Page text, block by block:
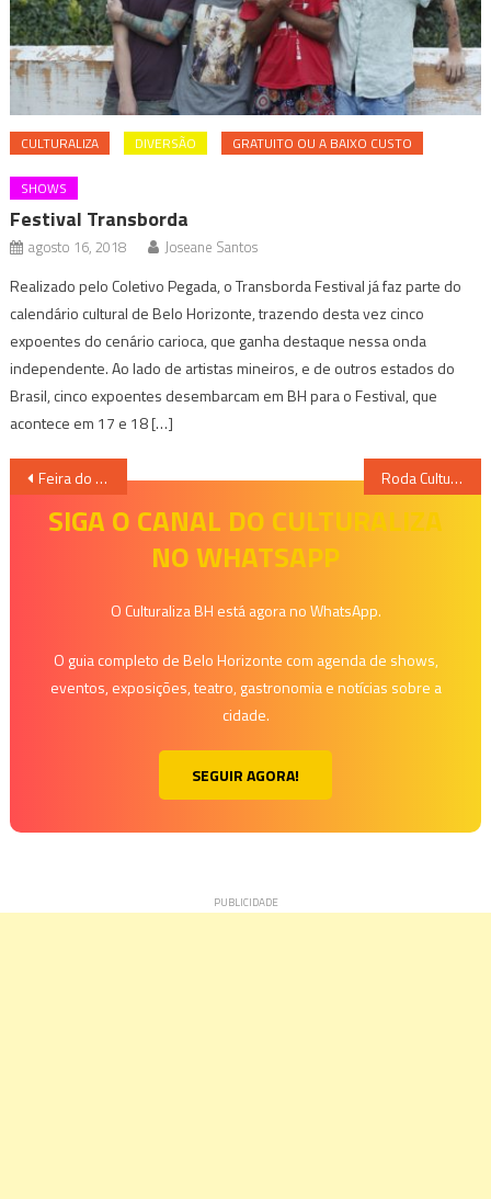
CULTURALIZA DIVERSÃO GRATUITO OU A BAIXO CUSTO
SHOWS
Festival Transborda
agosto 16, 2018 Joseane Santos
Realizado pelo Coletivo Pegada, o Transborda Festival já faz parte do
calendário cultural de Belo Horizonte, trazendo desta vez cinco
expoentes do cenário carioca, que ganha destaque nessa onda
independente. Ao lado de artistas mineiros, e de outros estados do
Brasil, cinco expoentes desembarcam em BH para o Festival, que
acontece em 17 e 18 […]
Navegação
Feira do Livro Letrinha Roda Cultural da Jabu em Contagem
SIGA O CANAL DO CULTURALIZA
NO WHATSAPP
O Culturaliza BH está agora no WhatsApp.
O guia completo de Belo Horizonte com agenda de shows,
eventos, exposições, teatro, gastronomia e notícias sobre a
cidade.
SEGUIR AGORA!